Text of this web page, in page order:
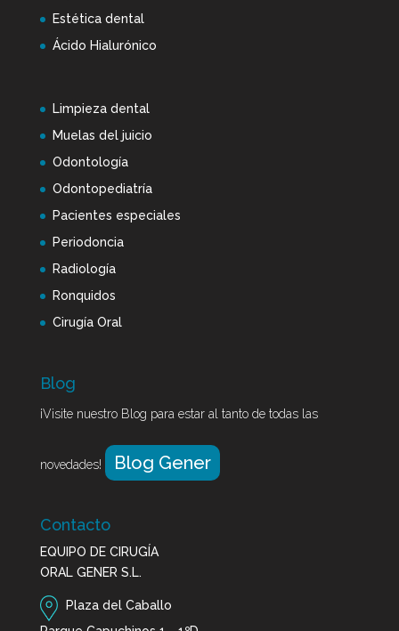
Estética dental
Ácido Hialurónico
Limpieza dental
Muelas del juicio
Odontología
Odontopediatría
Pacientes especiales
Periodoncia
Radiología
Ronquidos
Cirugía Oral
Blog
¡Visite nuestro Blog para estar al tanto de todas las
novedades! Blog Gener
Contacto
EQUIPO DE CIRUGÍA
ORAL GENER S.L.
Plaza del Caballo